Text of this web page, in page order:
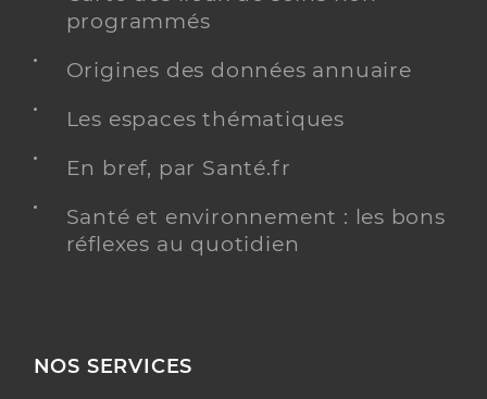
programmés
Origines des données annuaire
Les espaces thématiques
En bref, par Santé.fr
Santé et environnement : les bons
réflexes au quotidien
NOS SERVICES